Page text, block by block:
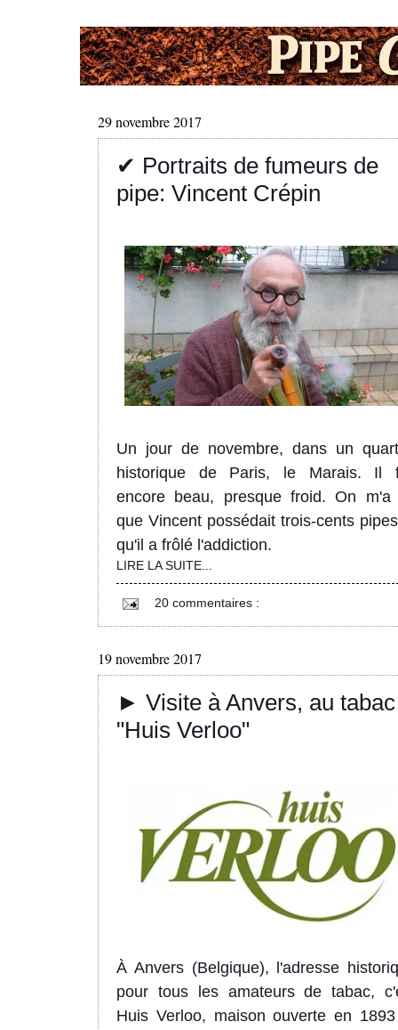
29 novembre 2017
✔ Portraits de fumeurs de
pipe: Vincent Crépin
Un jour de novembre, dans un
historique de Paris, le Marais. Il
encore beau, presque froid. On m'a
que Vincent possédait trois-cents
qu'il a frôlé l'addiction.
LIRE LA SUITE...
20 commentaires :
19 novembre 2017
► Visite à Anvers, au tabac
"Huis Verloo"
À Anvers (Belgique), l'adresse
pour tous les amateurs de tabac,
Huis Verloo, maison ouverte en